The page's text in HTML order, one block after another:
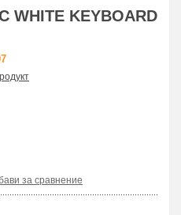
WHITE KEYBOARD
за сравнение